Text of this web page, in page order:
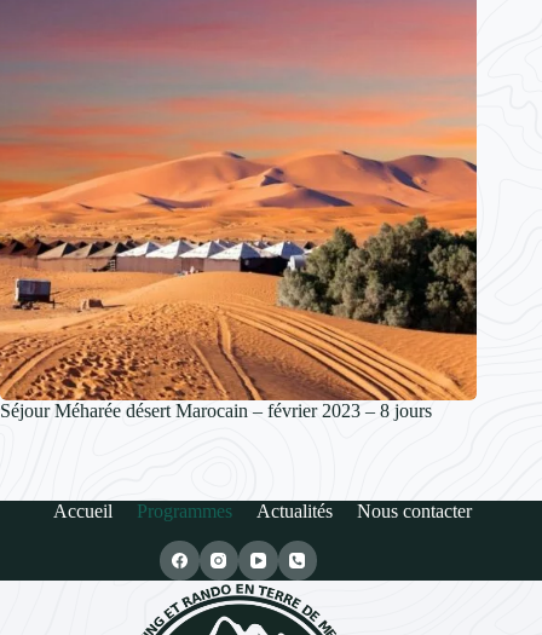
Séjour Méharée désert Marocain – février 2023 – 8 jours
Accueil Programmes Actualités Nous contacter